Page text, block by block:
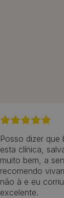
Posso dizer que
esta clínica,
muito bem, a
recomendo
não à e eu
excelente.